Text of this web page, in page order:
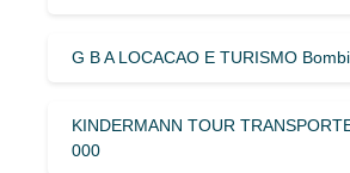
G B A LOCACAO E TURISMO
KINDERMANN TOUR
000